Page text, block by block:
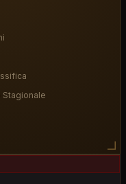
Stagionale